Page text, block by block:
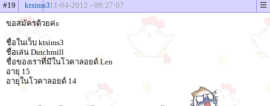
#19 ktsims311-04-2012 - 09:27:07
ขอสมัครด้วยค่ะ
ชื่อในเว็บ ktsims3
ชื่อเล่น Dutchmill
ชื่อของเราที่มีในโวคาลอยด์ Len
อายุ 15
อายุในโวคาลอยด์ 14